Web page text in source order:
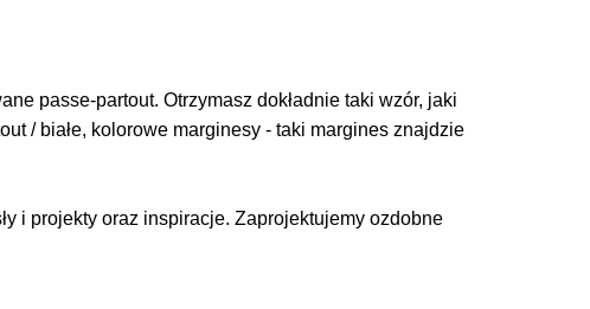
passe-partout. Otrzymasz dokładnie taki wzór, jaki
/ białe, kolorowe marginesy - taki margines znajdzie
i projekty oraz inspiracje. Zaprojektujemy ozdobne